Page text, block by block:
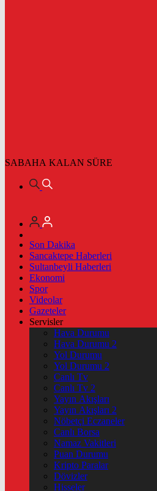
SABAHA KALAN SÜRE
Son Dakika
Sancaktepe Haberleri
Sultanbeyli Haberleri
Ekonomi
Spor
Videolar
Gazeteler
Servisler
Hava Durumu
Hava Durumu 2
Yol Durumu
Yol Durumu 2
Canlı Tv
Canlı Tv 2
Yayın Akışları
Yayın Akışları 2
Nöbetçi Eczaneler
Canlı Borsa
Namaz Vakitleri
Puan Durumu
Kripto Paralar
Dövizler
Hisseler